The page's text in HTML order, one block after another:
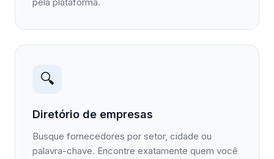
🔍
Diretório de empresas
Busque fornecedores por setor, cidade ou
palavra-chave. Encontre exatamente quem você